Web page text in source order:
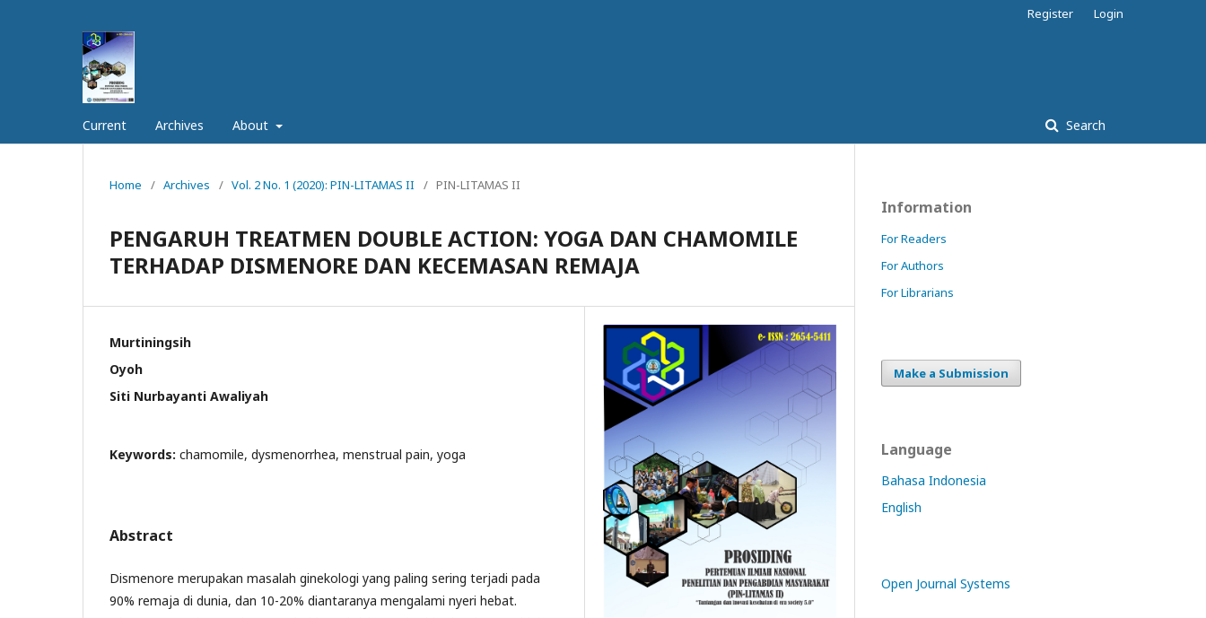
Current Archives About Search
Register Login
Home / Archives / Vol. 2 No. 1 (2020): PIN-LITAMAS II / PIN-LITAMAS II
PENGARUH TREATMEN DOUBLE ACTION: YOGA DAN CHAMOMILE
TERHADAP DISMENORE DAN KECEMASAN REMAJA
Murtiningsih
Oyoh
Siti Nurbayanti Awaliyah
Keywords: chamomile, dysmenorrhea, menstrual pain, yoga
Abstract
Dismenore merupakan masalah ginekologi yang paling sering terjadi pada
90% remaja di dunia, dan 10-20% diantaranya mengalami nyeri hebat.
Information
For Readers
For Authors
For Librarians
Make a Submission
Language
Bahasa Indonesia
English
Open Journal Systems